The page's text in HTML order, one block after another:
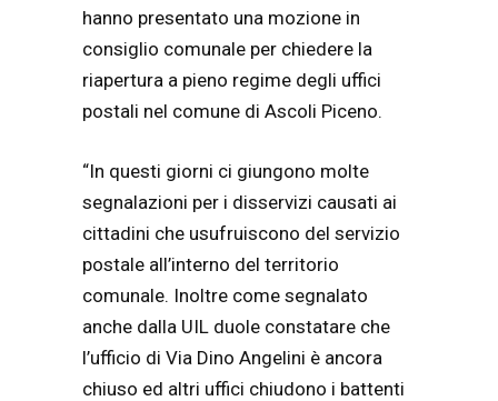
hanno presentato una mozione in
consiglio comunale per chiedere la
riapertura a pieno regime degli uffici
postali nel comune di Ascoli Piceno.
“In questi giorni ci giungono molte
segnalazioni per i disservizi causati ai
cittadini che usufruiscono del servizio
postale all’interno del territorio
comunale. Inoltre come segnalato
anche dalla UIL duole constatare che
l’ufficio di Via Dino Angelini è ancora
chiuso ed altri uffici chiudono i battenti